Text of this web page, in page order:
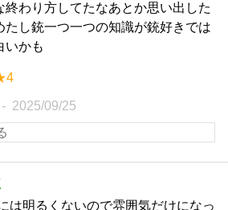
終わり方してたなあとか思い出した
たし銃一つ一つの知識が銃好きでは
いかも
2025/09/25
は明るくないので雰囲気だけになっ